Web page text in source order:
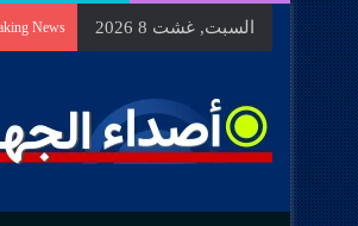
السبت, غشت 8 2026 News